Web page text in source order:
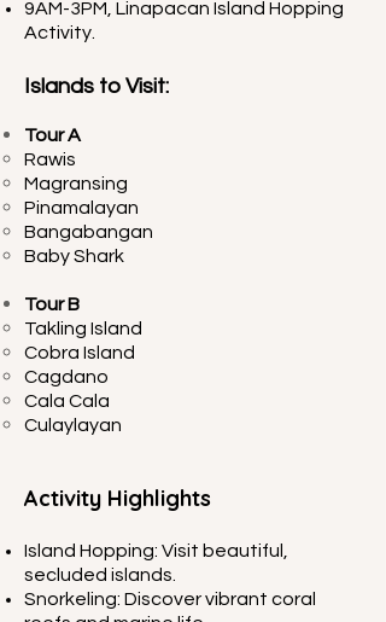
9AM-3PM, Linapacan Island Hopping
Activity.​
Islands to Visit:
Tour A
Rawis​
Magransing
Pinamalayan
Bangabangan
Baby Shark
Tour B
Takling Island
Cobra Island
Cagdano
Cala Cala
Culaylayan
Activity Highlights
Island Hopping: Visit beautiful,
secluded islands.
Snorkeling: Discover vibrant coral